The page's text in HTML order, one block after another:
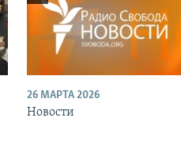
26 МАРТА 2026
Новости